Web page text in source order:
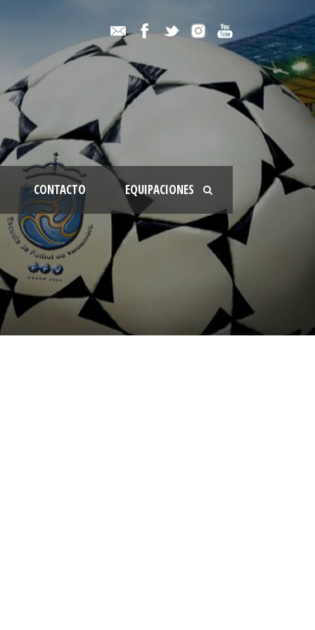
CONTACTO EQUIPACIONES